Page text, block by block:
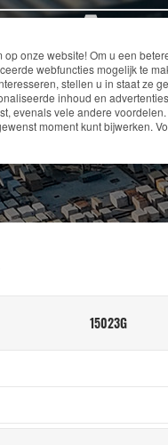
15023G
op onze website! Om u een
webfuncties mogelijk te
stellen u in staat ze
inhoud en
evenals vele andere
moment kunt bijwerken.